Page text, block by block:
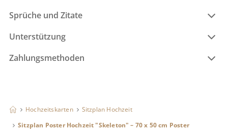
Sprüche und Zitate
Unterstützung
Zahlungsmethoden
Hochzeitskarten
Sitzplan Hochzeit
Sitzplan Poster Hochzeit "Skeleton" – 70 x 50 cm Poster